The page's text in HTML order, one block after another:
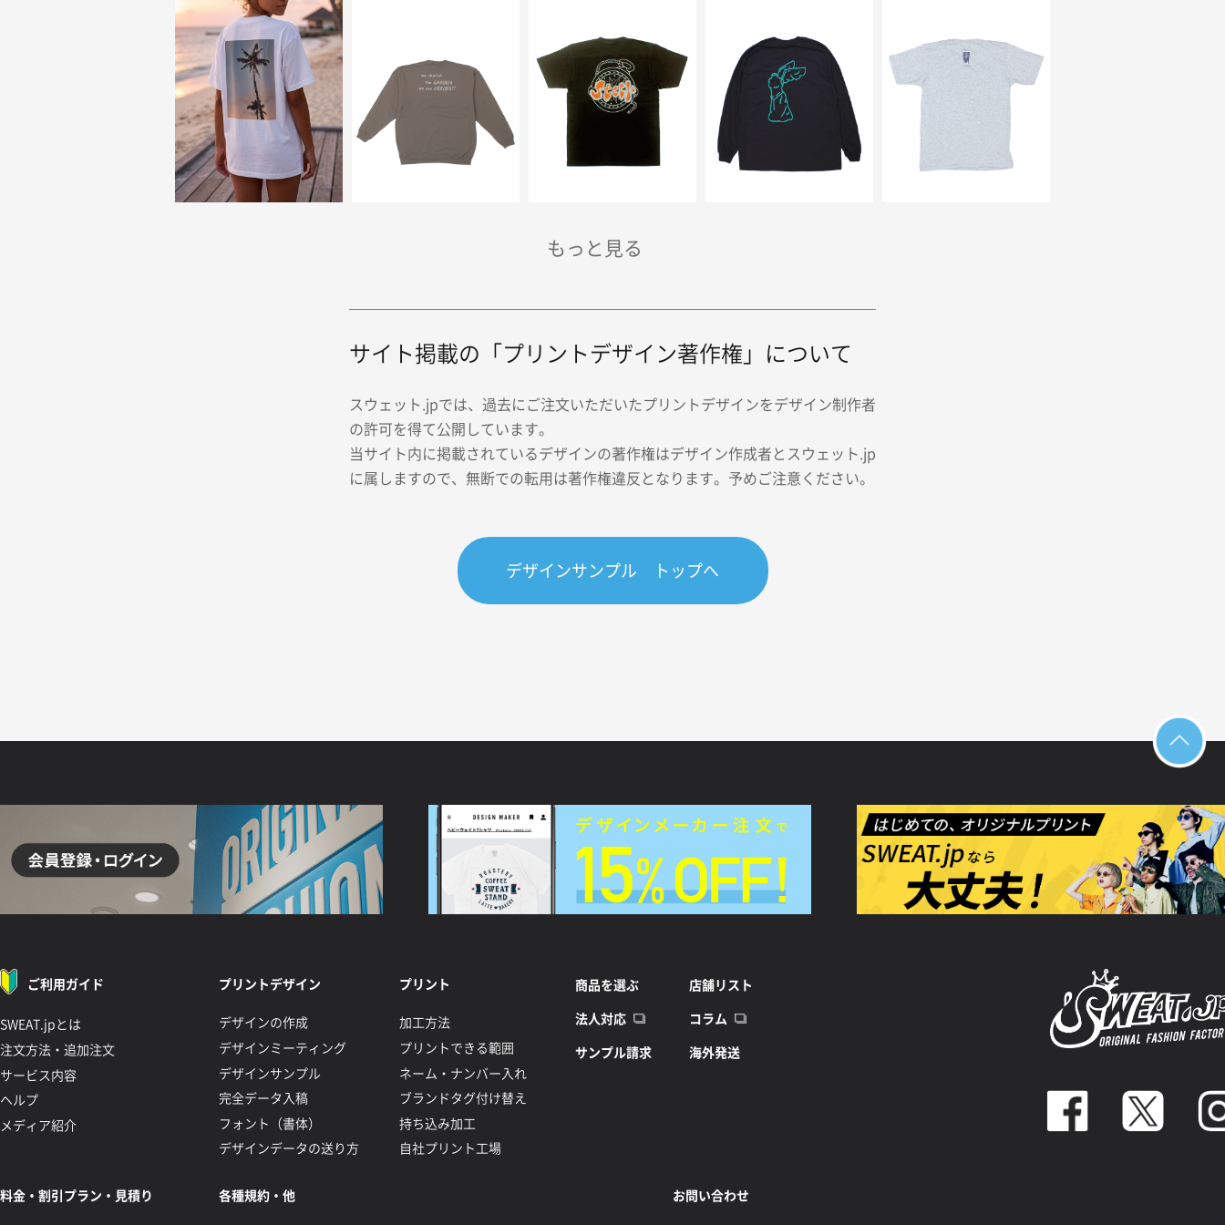
サイト掲載の「プリントデザイン著作権」について
スウェット.jpでは、過去にご注文いただいたプリントデザインをデザイン制作者
の許可を得て公開しています。
当サイト内に掲載されているデザインの著作権はデザイン作成者とスウェット.jp
に属しますので、無断での転用は著作権違反となります。予めご注意ください。
デザインサンプル トップへ
ご利用ガイド
SWEAT.jpとは
注文方法・追加注文
サービス内容
ヘルプ
メディア紹介
プリントデザイン
デザインの作成
デザインミーティング
デザインサンプル
完全データ入稿
フォント（書体）
デザインデータの送り方
プリント
加工方法
プリントできる範囲
ネーム・ナンバー入れ
ブランドタグ付け替え
持ち込み加工
自社プリント工場
商品を選ぶ
法人対応
サンプル請求
店舗リスト
コラム
海外発送
料金・割引プラン・見積り 各種規約・他 お問い合わせ